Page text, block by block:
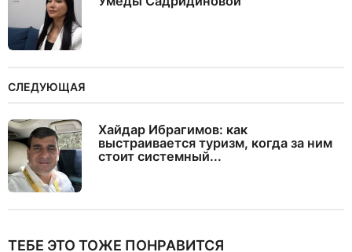
СЛЕДУЮЩАЯ
Хайдар Ибрагимов: как
выстраивается туризм, когда за ним
стоит системный...
ТЕБЕ ЭТО ТОЖЕ ПОНРАВИТСЯ